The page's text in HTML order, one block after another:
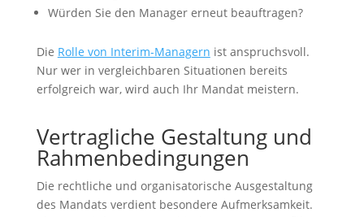
Würden Sie den Manager erneut beauftragen?
Die Rolle von Interim-Managern ist anspruchsvoll.
Nur wer in vergleichbaren Situationen bereits
erfolgreich war, wird auch Ihr Mandat meistern.
Vertragliche Gestaltung und
Rahmenbedingungen
Die rechtliche und organisatorische Ausgestaltung
des Mandats verdient besondere Aufmerksamkeit.